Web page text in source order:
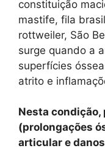
constituição
mastife, fila
rottweiler, São
surge quando a
superfícies
atrito e
Nesta
(prolongações
articular e